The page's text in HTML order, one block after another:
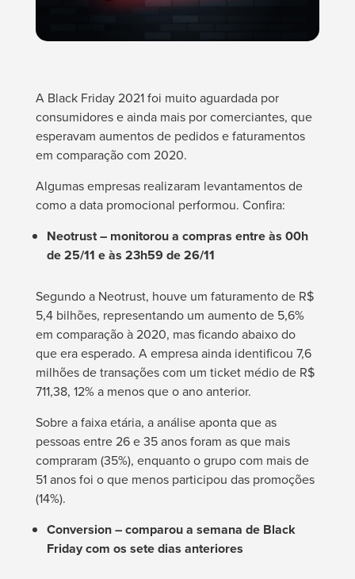
A Black Friday 2021 foi muito aguardada por
consumidores e ainda mais por comerciantes, que
esperavam aumentos de pedidos e faturamentos
em comparação com 2020.
Algumas empresas realizaram levantamentos de
como a data promocional performou. Confira:
Neotrust – monitorou a compras entre às 00h
de 25/11 e às 23h59 de 26/11
Segundo a Neotrust, houve um faturamento de R$
5,4 bilhões, representando um aumento de 5,6%
em comparação à 2020, mas ficando abaixo do
que era esperado. A empresa ainda identificou 7,6
milhões de transações com um ticket médio de R$
711,38, 12% a menos que o ano anterior.
Sobre a faixa etária, a análise aponta que as
pessoas entre 26 e 35 anos foram as que mais
compraram (35%), enquanto o grupo com mais de
51 anos foi o que menos participou das promoções
(14%).
Conversion –comparou a semana de Black
Friday com os sete dias anteriores